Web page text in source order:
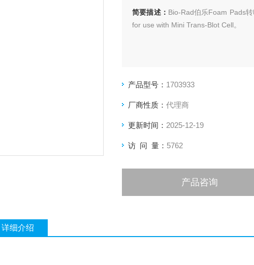
简要描述： Bio-Rad伯乐Foam Pads
for use with Mini Trans-Blot Cell。
产品型号： 1703933
厂商性质： 代理商
更新时间： 2025-12-19
访 问 量： 5762
产品咨询
详细介绍